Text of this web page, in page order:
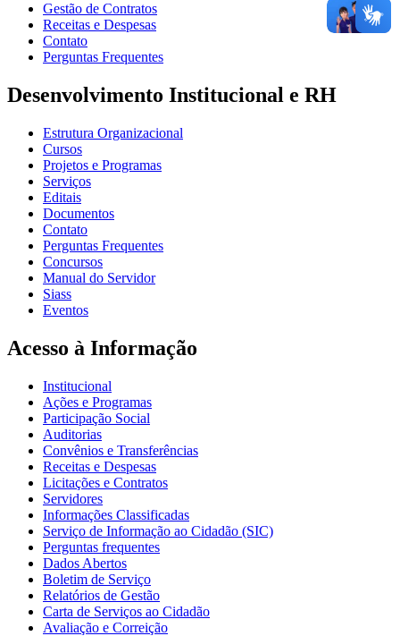
Gestão de Contratos
Receitas e Despesas
Contato
Perguntas Frequentes
Desenvolvimento Institucional e RH
Estrutura Organizacional
Cursos
Projetos e Programas
Serviços
Editais
Documentos
Contato
Perguntas Frequentes
Concursos
Manual do Servidor
Siass
Eventos
Acesso à Informação
Institucional
Ações e Programas
Participação Social
Auditorias
Convênios e Transferências
Receitas e Despesas
Licitações e Contratos
Servidores
Informações Classificadas
Serviço de Informação ao Cidadão (SIC)
Perguntas frequentes
Dados Abertos
Boletim de Serviço
Relatórios de Gestão
Carta de Serviços ao Cidadão
Avaliação e Correição